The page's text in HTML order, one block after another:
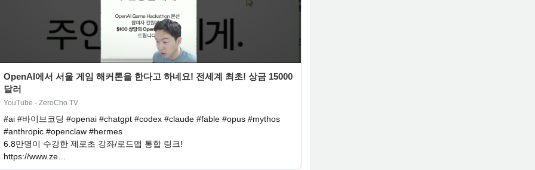
OpenAI에서 서울 게임 해커톤을 한다고 하네요! 전세계 최초! 상금 15000
달러
YouTube - ZeroCho TV
#ai #바이브코딩 #openai #chatgpt #codex #claude #fable #opus #mythos
#anthropic #openclaw #hermes
6.8만명이 수강한 제로초 강좌/로드맵 통합 링크!
https://www.ze…